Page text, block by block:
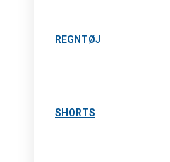
REGNTØJ
SHORTS